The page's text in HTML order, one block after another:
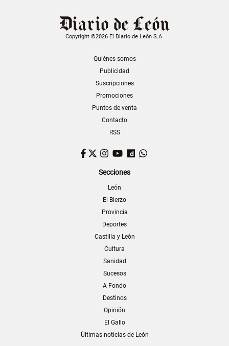
Copyright ©2026 El Diario de León S.A.
Quiénes somos
Publicidad
Suscripciones
Promociones
Puntos de venta
Contacto
RSS
Facebook
TwitterInstagram
YouTubeDailymotion
Secciones
León
El Bierzo
Provincia
Deportes
Castilla y León
Cultura
Sanidad
Sucesos
A Fondo
Destinos
Opinión
El Gallo
Últimas noticias de León